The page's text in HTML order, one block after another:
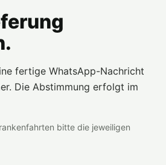
fertige WhatsApp-Nachricht
Die Abstimmung erfolgt im
bitte die jeweiligen